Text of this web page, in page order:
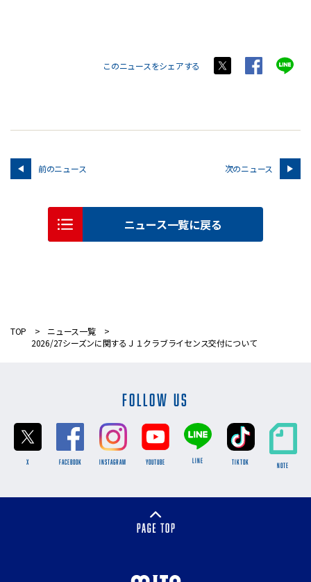
このニュースをシェアする
前のニュース 次のニュース
ニュース一覧に戻る
TOP
ニュース一覧
2026/27シーズンに関するＪ１クラブライセンス交付について
FOLLOW US
X FACEBOOK INSTAGRAM YOUTUBE LINE TikTok NOTE